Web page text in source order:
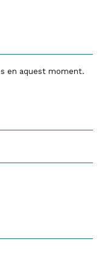
en aquest moment.